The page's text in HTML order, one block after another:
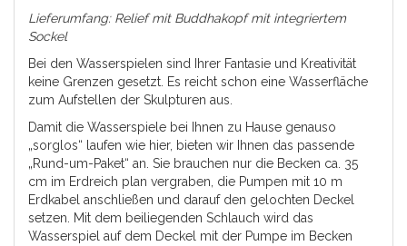
Lieferumfang: Relief mit Buddhakopf mit integriertem
Sockel
Bei den Wasserspielen sind Ihrer Fantasie und Kreativität
keine Grenzen gesetzt. Es reicht schon eine Wasserfläche
zum Aufstellen der Skulpturen aus.
Damit die Wasserspiele bei Ihnen zu Hause genauso
„sorglos“ laufen wie hier, bieten wir Ihnen das passende
„Rund-um-Paket“ an. Sie brauchen nur die Becken ca. 35
cm im Erdreich plan vergraben, die Pumpen mit 10 m
Erdkabel anschließen und darauf den gelochten Deckel
setzen. Mit dem beiliegenden Schlauch wird das
Wasserspiel auf dem Deckel mit der Pumpe im Becken